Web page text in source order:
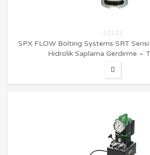
SPX FLOW Bolting Systems SRT
Hidrolik Saplama Gerdirme –